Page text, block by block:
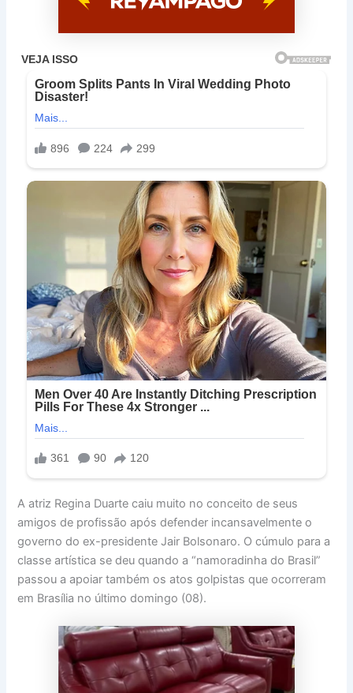
A atriz Regina Duarte caiu muito no conceito de seus
amigos de profissão após defender incansavelmente o
governo do ex-presidente Jair Bolsonaro. O cúmulo para a
classe artística se deu quando a “namoradinha do Brasil”
passou a apoiar também os atos golpistas que ocorreram
em Brasília no último domingo (08).